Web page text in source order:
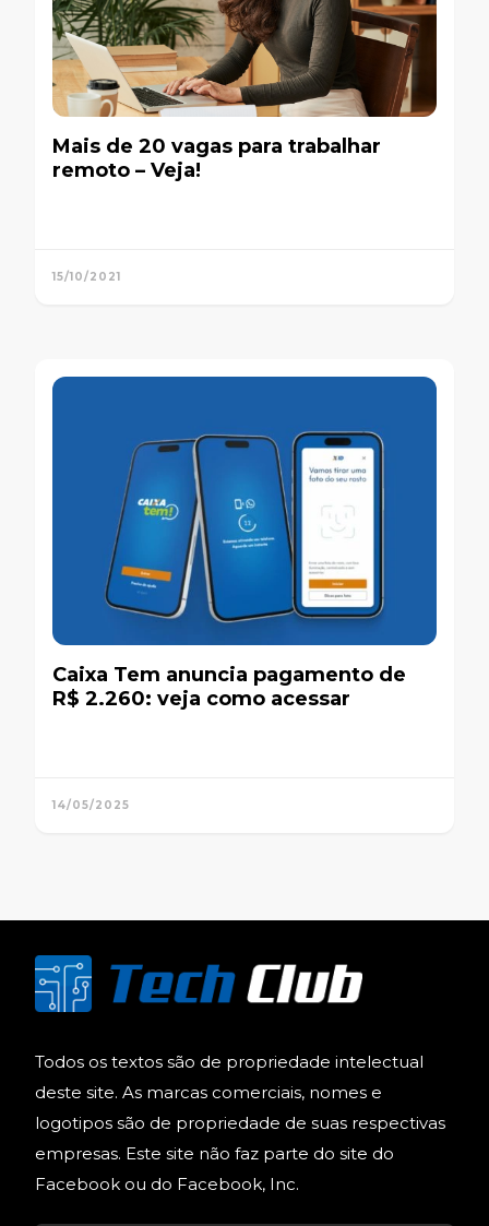
Mais de 20 vagas para trabalhar
remoto – Veja!
15/10/2021
Caixa Tem anuncia pagamento de
R$ 2.260: veja como acessar
14/05/2025
Todos os textos são de propriedade intelectual
deste site. As marcas comerciais, nomes e
logotipos são de propriedade de suas respectivas
empresas. Este site não faz parte do site do
Facebook ou do Facebook, Inc.